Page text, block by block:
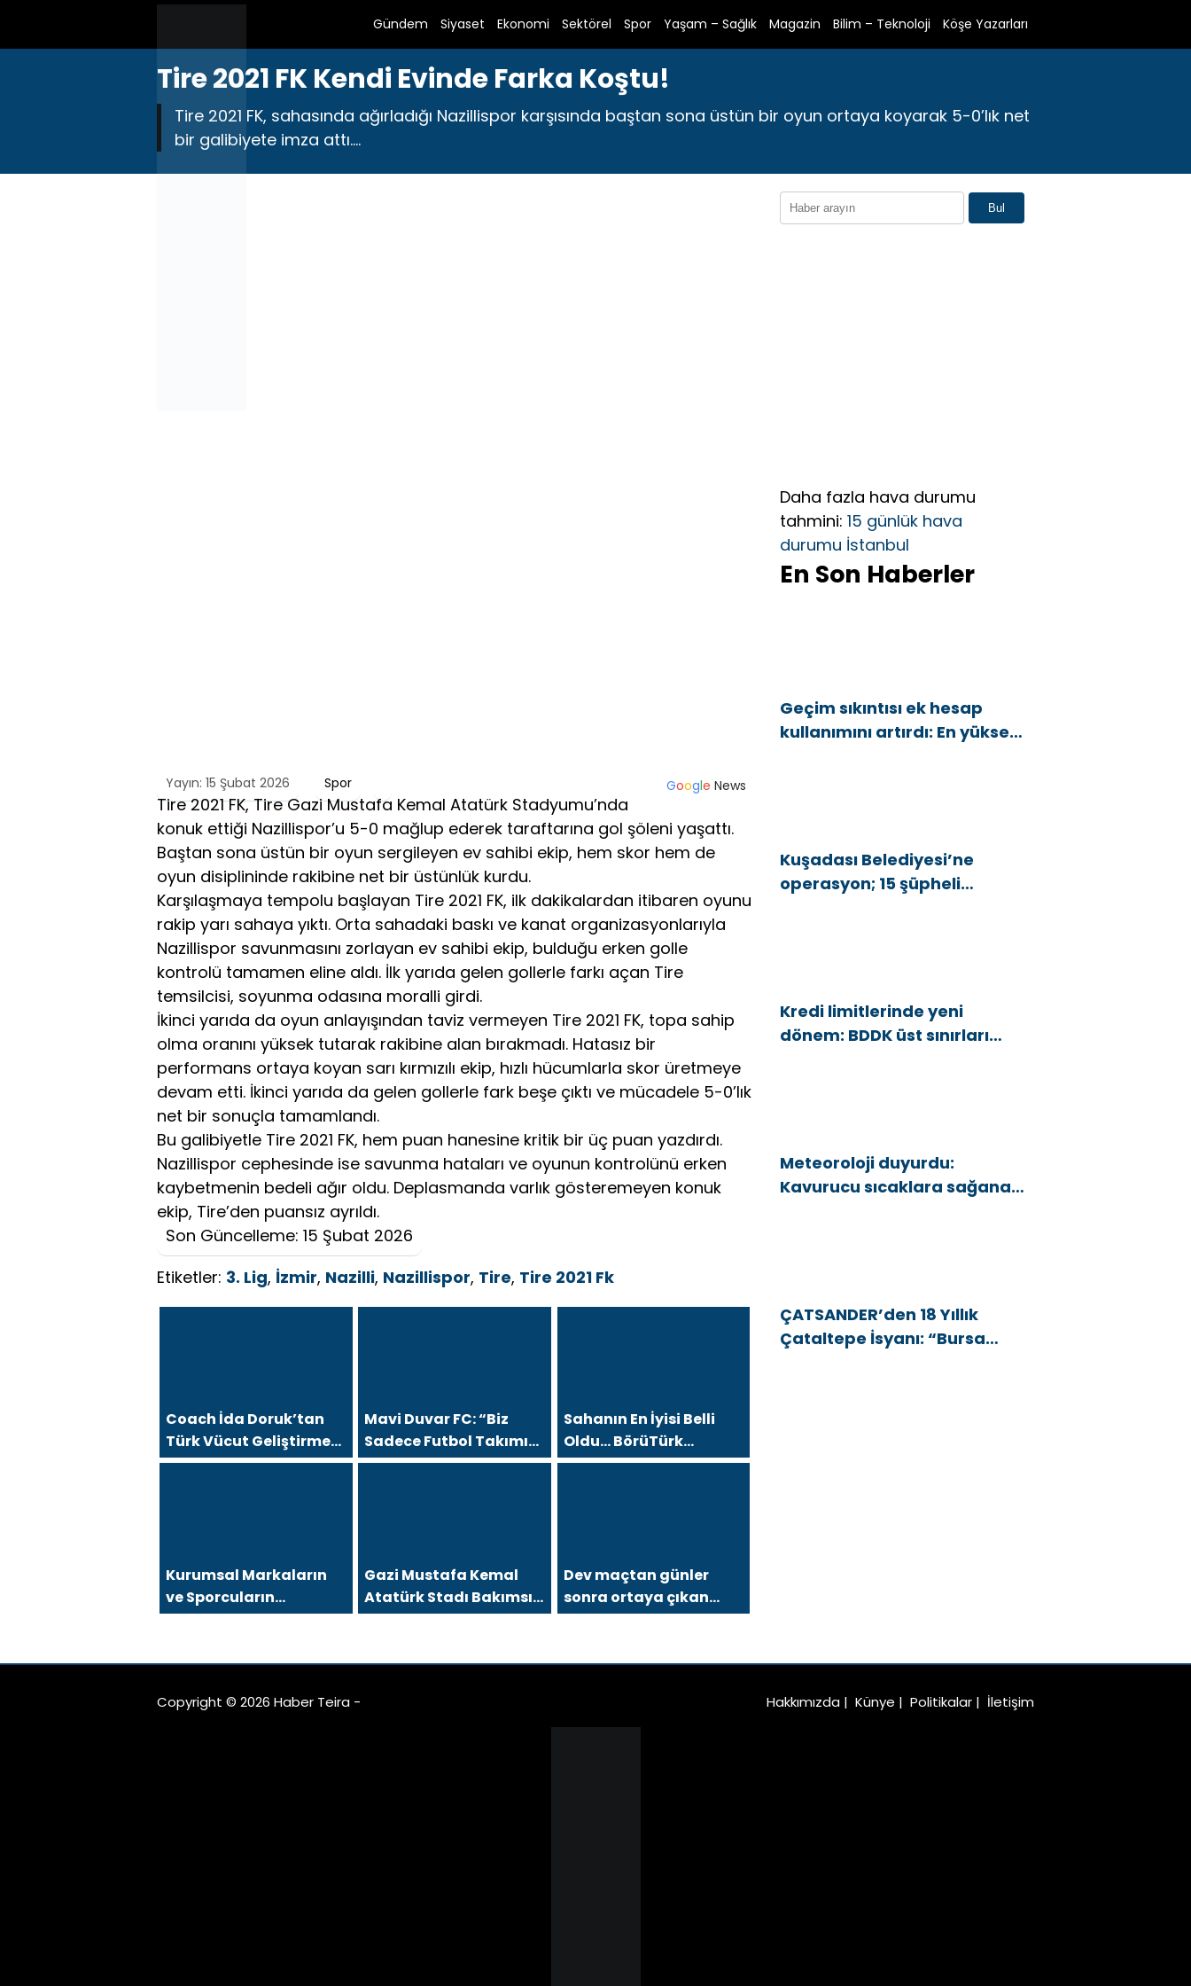
Gündem Siyaset Ekonomi Sektörel Spor Yaşam – Sağlık Magazin Bilim – Teknoloji Köşe Yazarları
Tire 2021 FK Kendi Evinde Farka Koştu!
Tire 2021 FK, sahasında ağırladığı Nazillispor karşısında baştan sona üstün bir oyun ortaya koyarak 5-0’lık net
bir galibiyete imza attı....
Yayın: 15 Şubat 2026 Spor Google News
Tire 2021 FK, Tire Gazi Mustafa Kemal Atatürk Stadyumu’nda
konuk ettiği Nazillispor’u 5-0 mağlup ederek taraftarına gol şöleni yaşattı.
Baştan sona üstün bir oyun sergileyen ev sahibi ekip, hem skor hem de
oyun disiplininde rakibine net bir üstünlük kurdu.
Karşılaşmaya tempolu başlayan Tire 2021 FK, ilk dakikalardan itibaren oyunu
rakip yarı sahaya yıktı. Orta sahadaki baskı ve kanat organizasyonlarıyla
Nazillispor savunmasını zorlayan ev sahibi ekip, bulduğu erken golle
kontrolü tamamen eline aldı. İlk yarıda gelen gollerle farkı açan Tire
temsilcisi, soyunma odasına moralli girdi.
İkinci yarıda da oyun anlayışından taviz vermeyen Tire 2021 FK, topa sahip
olma oranını yüksek tutarak rakibine alan bırakmadı. Hatasız bir
performans ortaya koyan sarı kırmızılı ekip, hızlı hücumlarla skor üretmeye
devam etti. İkinci yarıda da gelen gollerle fark beşe çıktı ve mücadele 5-0’lık
net bir sonuçla tamamlandı.
Bu galibiyetle Tire 2021 FK, hem puan hanesine kritik bir üç puan yazdırdı.
Nazillispor cephesinde ise savunma hataları ve oyunun kontrolünü erken
kaybetmenin bedeli ağır oldu. Deplasmanda varlık gösteremeyen konuk
ekip, Tire’den puansız ayrıldı.
Son Güncelleme: 15 Şubat 2026
Etiketler: 3. Lig, İzmir, Nazilli, Nazillispor, Tire, Tire 2021 Fk
Coach İda Doruk’tan
Türk Vücut Geliştirme
Tarinine Damga Vuran
Mavi Duvar FC: “Biz
Sadece Futbol Takımı
Değil, Büyük Bir Aileyiz”
Sahanın En İyisi Belli
Oldu… BörüTürk
Medya’dan Sezon
Kurumsal Markaların
ve Sporcuların
Arkasındaki Güçlü İsim:
Gazi Mustafa Kemal
Atatürk Stadı Bakımsız
mı Kaldı?
Dev maçtan günler
sonra ortaya çıkan
görüntü
Bul
Daha fazla hava durumu
tahmini: 15 günlük hava
durumu İstanbul
En Son Haberler
Geçim sıkıntısı ek hesap
kullanımını artırdı: En yüksek
Kuşadası Belediyesi’ne
operasyon; 15 şüpheli
Kredi limitlerinde yeni
dönem: BDDK üst sınırları
Meteoroloji duyurdu:
Kavurucu sıcaklara sağanak
ÇATSANDER’den 18 Yıllık
Çataltepe İsyanı: “Bursa
Copyright © 2026 Haber Teira - Hakkımızda | Künye | Politikalar | İletişim